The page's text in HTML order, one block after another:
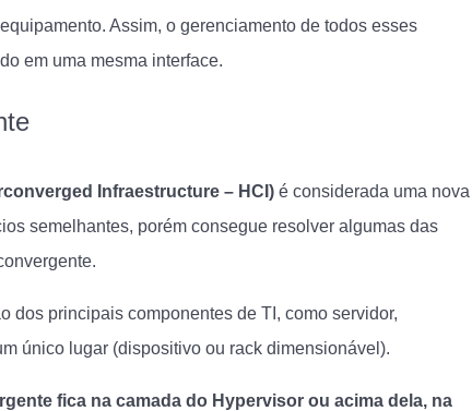
Assim, o gerenciamento de todos esses
em uma mesma interface.
Infraestructure – HCI) é considerada uma nova
semelhantes, porém consegue resolver algumas das
dos principais componentes de TI, como servidor,
único lugar (dispositivo ou rack dimensionável).
fica na camada do Hypervisor ou acima dela, na